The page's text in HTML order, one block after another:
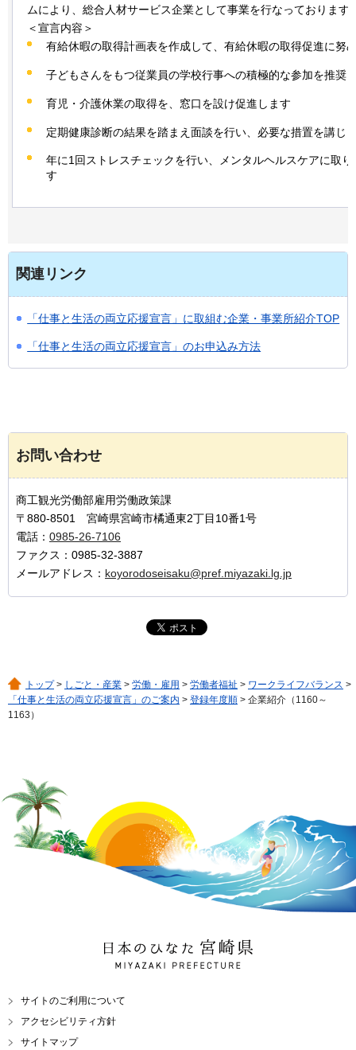
ムにより、総合人材サービス企業として事業を行なっております
＜宣言内容＞
有給休暇の取得計画表を作成して、有給休暇の取得促進に努
子どもさんをもつ従業員の学校行事への積極的な参加を推奨
育児・介護休業の取得を、窓口を設け促進します
定期健康診断の結果を踏まえ面談を行い、必要な措置を講じ
年に1回ストレスチェックを行い、メンタルヘルスケアに取り
す
関連リンク
「仕事と生活の両立応援宣言」に取組む企業・事業所紹介TOP
「仕事と生活の両立応援宣言」のお申込み方法
お問い合わせ
商工観光労働部雇用労働政策課
〒880-8501 宮崎県宮崎市橘通東2丁目10番1号
電話： 0985-26-7106
ファクス：0985-32-3887
メールアドレス： koyorodoseisaku@pref.miyazaki.lg.jp
トップ> しごと・産業 > 労働・雇用 > 労働者福祉 > ワークライフバランス >
「仕事と生活の両立応援宣言」のご案内 > 登録年度順 > 企業紹介（1160～
1163）
日本のひなた 宮崎県
MIYAZAKI PREFECTURE
サイトのご利用について
アクセシビリティ方針
サイトマップ